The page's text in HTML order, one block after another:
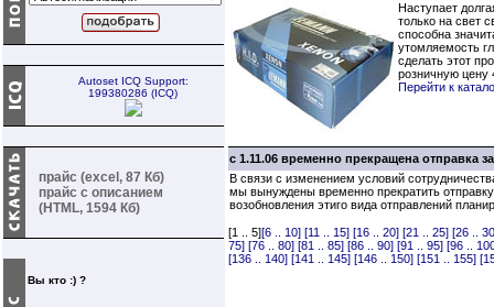
Autoset ICQ Support:
199380286 (ICQ)
прайс (excel, 87 Кб)
прайс с описанием
(HTML, 1594 Кб)
Вы кто :) ?
Наступает
только на свет
способна
утомляемость
сделать этот
розничную цену
Перейти к
с 1.11.06 временно прекращена отправка
В связи с изменением условий
мы вынуждены временно прекратить
возобновления этиго вида отправлений
[1 .. 5][6 .. 10] [11 .. 15] [16 .. 20] [21 .. 25] [26 ..
75] [76 .. 80] [81 .. 85] [86 .. 90] [91 .. 95] [96 ..
[136 .. 140] [141 .. 145] [146 .. 150] [151 .. 155]